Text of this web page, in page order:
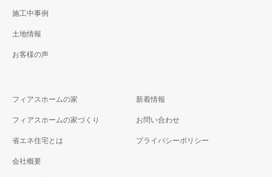
広いＬＤＫ＆ウッドデッ
キがここち良いお家
2026年2月
施工中事例
土地情報
お客様の声
フィアスホームの家
フィアスホームの家づくり
省エネ住宅とは
会社概要
新着情報
お問い合わせ
プライバシーポリシー